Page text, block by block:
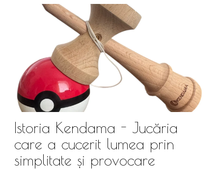
Istoria Kendama - Jucăria
care a cucerit lumea prin
simplitate și provocare